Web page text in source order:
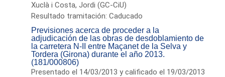
Xuclà i Costa, Jordi (GC-CiU)
Resultado tramitación: Caducado
Previsiones acerca de proceder a la
adjudicación de las obras de desdoblamiento de
la carretera N-II entre Maçanet de la Selva y
Tordera (Girona) durante el año 2013.
(181/000806)
Presentado el 14/03/2013 y calificado el 19/03/2013